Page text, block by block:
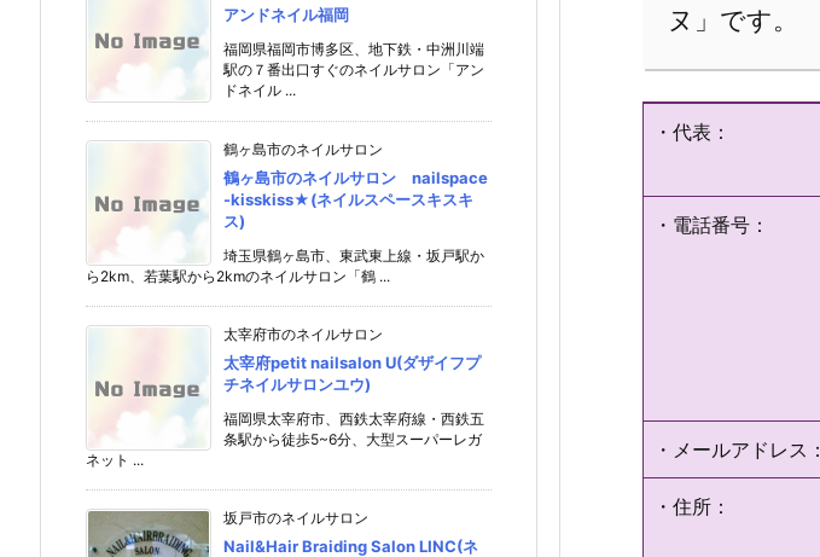
ヌ」です。
・代表：
・電話番号：
・メールアドレス：
・住所：
アンドネイル福岡
福岡県福岡市博多区、地下鉄・中洲川端
駅の７番出口すぐのネイルサロン「アン
ドネイル ...
鶴ヶ島市のネイルサロン
鶴ヶ島市のネイルサロン nailspace
-kisskiss★(ネイルスペースキスキ
ス)
埼玉県鶴ヶ島市、東武東上線・坂戸駅か
ら2km、若葉駅から2kmのネイルサロン「鶴 ...
太宰府市のネイルサロン
太宰府petit nailsalon U(ダザイフプ
チネイルサロンユウ)
福岡県太宰府市、西鉄太宰府線・西鉄五
条駅から徒歩5~6分、大型スーパーレガ
ネット ...
坂戸市のネイルサロン
Nail&Hair Braiding Salon LINC(ネ